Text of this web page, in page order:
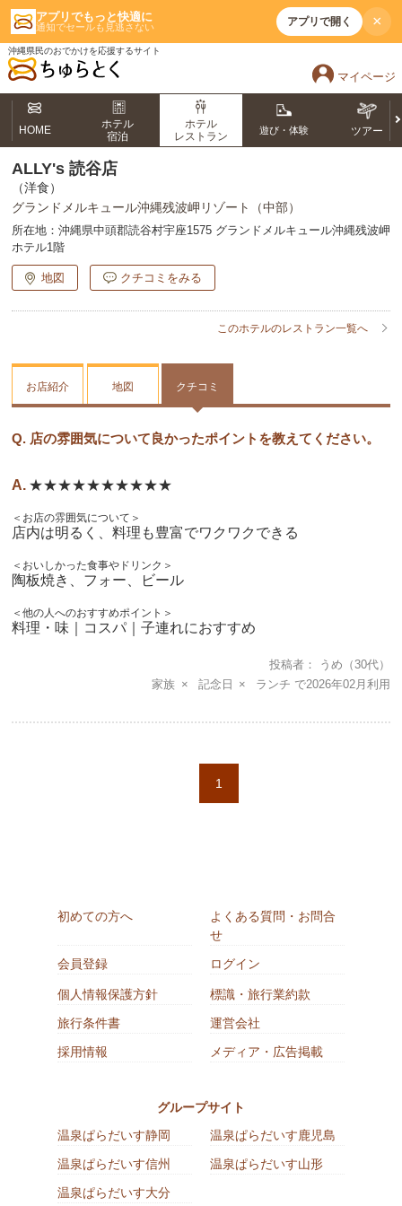
アプリでもっと快適に
通知でセールも見逃さない アプリで開く ×
沖縄県民のおでかけを応援するサイト
マイページ
HOME
ホテル
宿泊
ホテル
レストラン
遊び・体験 ツアー
ALLY's 読谷店
（洋食）
グランドメルキュール沖縄残波岬リゾート（中部）
所在地： 沖縄県中頭郡読谷村宇座1575 グランドメルキュール沖縄残波岬
ホテル1階
地図 クチコミをみる
このホテルのレストラン一覧へ
お店紹介 地図 クチコミ
Q. 店の雰囲気について良かったポイントを教えてください。
★★★★★★★★★★
＜お店の雰囲気について＞
店内は明るく、料理も豊富でワクワクできる
＜おいしかった食事やドリンク＞
陶板焼き、フォー、ビール
＜他の人へのおすすめポイント＞
料理・味｜コスパ｜子連れにおすすめ
投稿者 うめ （30代）
家族
記念日 ランチ 2026年02月
1
初めての方へ
よくある質問・お問合
せ
会員登録
ログイン
個人情報保護方針
標識・旅行業約款
旅行条件書
運営会社
採用情報
メディア・広告掲載
グループサイト
温泉ぱらだいす静岡
温泉ぱらだいす鹿児島
温泉ぱらだいす信州
温泉ぱらだいす山形
温泉ぱらだいす大分